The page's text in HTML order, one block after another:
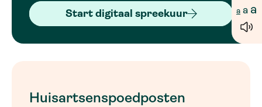
a a a
Start digitaal spreekuur
Huisartsenspoedposten